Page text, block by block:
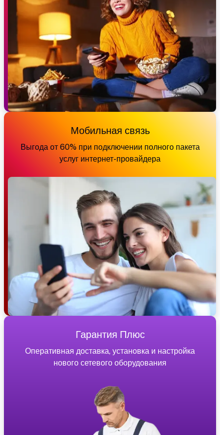
Мобильная связь
Выгода от 60% при подключении полного пакета
услуг интернет-провайдера
Гарантия Плюс
Оперативная доставка, установка и настройка
нового сетевого оборудования